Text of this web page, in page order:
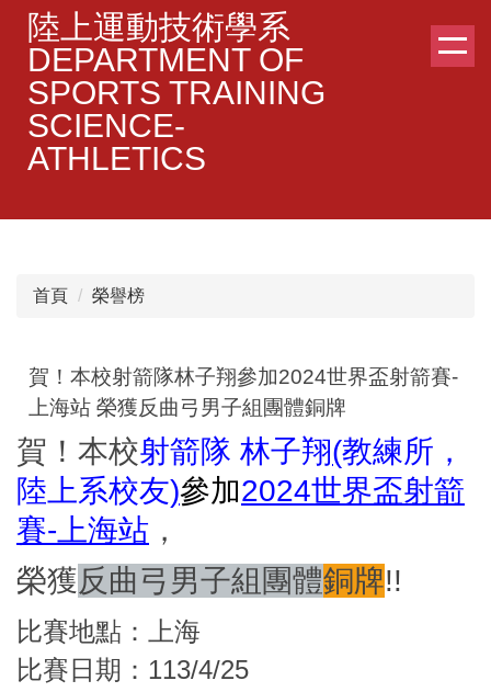
陸上運動技術學系
DEPARTMENT OF
SPORTS TRAINING
SCIENCE-
ATHLETICS
首頁 榮譽榜
賀！本校射箭隊林子翔參加2024世界盃射箭賽-
上海站 榮獲反曲弓男子組團體銅牌
賀！本校射箭隊 林子翔(教練所，
陸上系校友)參加2024世界盃射箭
賽-上海站 ，
榮獲反曲弓男子組團體銅牌!!
比賽地點：上海
比賽日期：113/4/25